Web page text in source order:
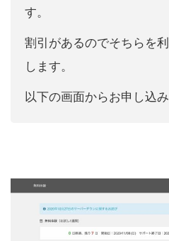
す。
割引があるのでそちらを
します。
以下の画面からお申し込み